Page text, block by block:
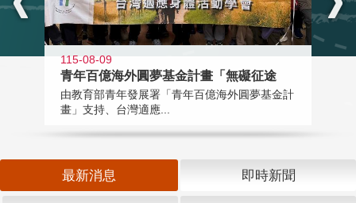
115-08-09
青年百億海外圓夢基金計畫「無礙征途
由教育部青年發展署「青年百億海外圓夢基金計
畫」支持、台灣適應...
最新消息 即時新聞